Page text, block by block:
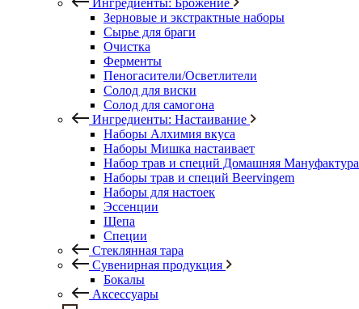
Ингредиенты: Брожение
Зерновые и экстрактные наборы
Сырье для браги
Очистка
Ферменты
Пеногасители/Осветлители
Солод для виски
Солод для самогона
Ингредиенты: Настаивание
Наборы Алхимия вкуса
Наборы Мишка настаивает
Набор трав и специй Домашняя Мануфактура
Наборы трав и специй Beervingem
Наборы для настоек
Эссенции
Щепа
Специи
Стеклянная тара
Сувенирная продукция
Бокалы
Аксессуары